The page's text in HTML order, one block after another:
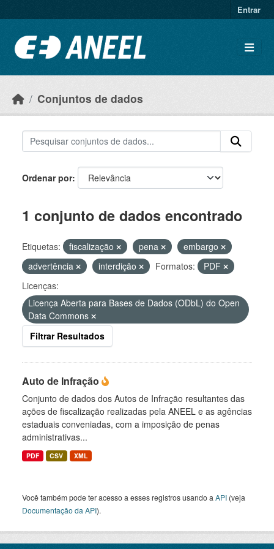
Entrar
Conjuntos de dados
Ordenar por
1 conjunto de dados encontrado
Etiquetas: fiscalização pena
embargo
advertência
interdição Formatos:
PDF
Licenças:
Licença Aberta para Bases de Dados (ODbL) do Open
Data Commons
Filtrar Resultados
Auto de Infração
Conjunto de dados dos Autos de Infração resultantes das
ações de fiscalização realizadas pela ANEEL e as agências
estaduais conveniadas, com a imposição de penas
administrativas...
PDF CSV XML
Você também pode ter acesso a esses registros usando a API (veja
Documentação da API).